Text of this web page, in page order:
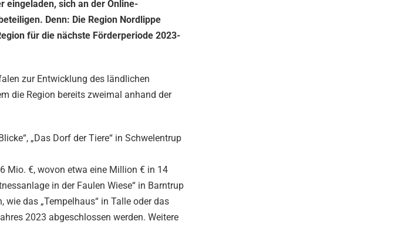
eingeladen, sich an der Online-
Denn: Die Region Nordlippe
für die nächste Förderperiode 2023-
zur Entwicklung des ländlichen
die Region bereits zweimal anhand der
„Das Dorf der Tiere“ in Schwelentrup
Mio. €, wovon etwa eine Million € in 14
in der Faulen Wiese“ in Barntrup
das „Tempelhaus“ in Talle oder das
2023 abgeschlossen werden. Weitere